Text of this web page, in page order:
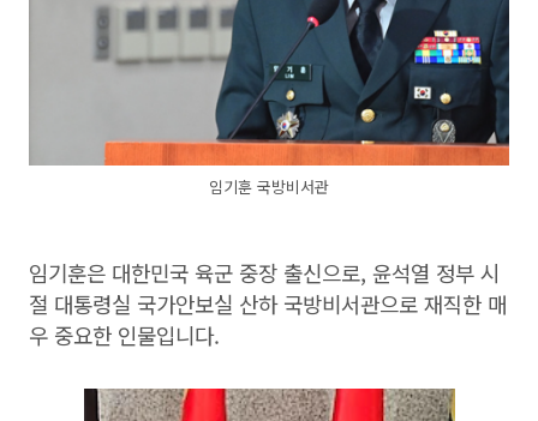
임기훈 국방비서관
임기훈은 대한민국 육군 중장 출신으로, 윤석열 정부 시
절 대통령실 국가안보실 산하 국방비서관으로 재직한 매
우 중요한 인물입니다.